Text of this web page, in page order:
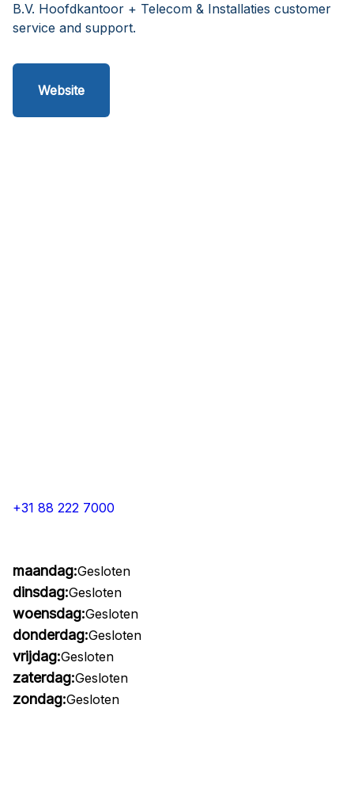
B.V. Hoofdkantoor + Telecom & Installaties customer
service and support.
Website
+31 88 222 7000
maandag:Gesloten
dinsdag:Gesloten
woensdag:Gesloten
donderdag:Gesloten
vrijdag:Gesloten
zaterdag:Gesloten
zondag:Gesloten